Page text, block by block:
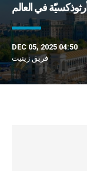
في العالم
DEC 05, 2025 04:50
فريق زينيت